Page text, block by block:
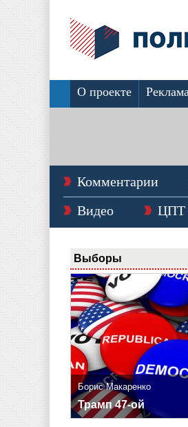
О проекте
Комментарии
Видео
ЦПТ
Выборы
Борис Макаренко
Трамп 47-ой